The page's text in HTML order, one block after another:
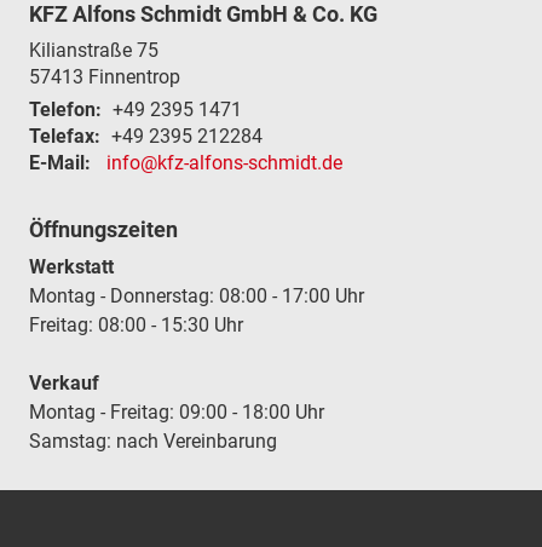
KFZ Alfons Schmidt GmbH & Co. KG
Kilianstraße 75
57413 Finnentrop
Telefon: +49 2395 1471
Telefax: +49 2395 212284
E-Mail:
info@kfz-alfons-schmidt.de
Öffnungszeiten
Werkstatt
Montag - Donnerstag: 08:00 - 17:00 Uhr
Freitag: 08:00 - 15:30 Uhr
Verkauf
Montag - Freitag: 09:00 - 18:00 Uhr
Samstag: nach Vereinbarung